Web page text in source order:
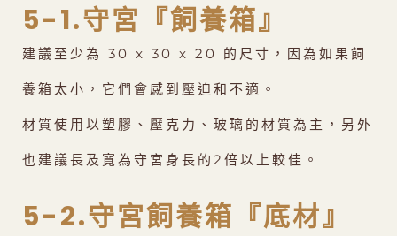
5-1.守宮『飼養箱』
建議至少為 30 x 30 x 20 的尺寸，因為如果飼
養箱太小，它們會感到壓迫和不適。
材質使用以塑膠、壓克力、玻璃的材質為主，另外
也建議長及寬為守宮身長的2倍以上較佳。
5-2.守宮飼養箱『底材』